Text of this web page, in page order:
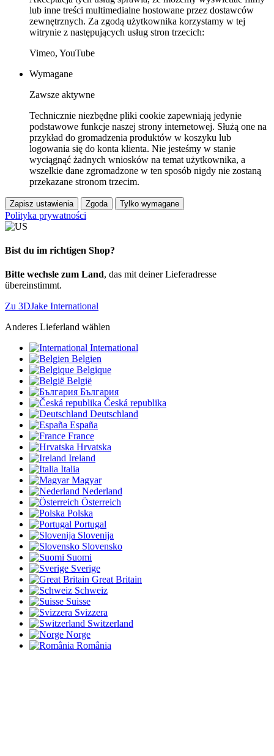
lub inne treści multimedialne hostowane przez dostawców
zewnętrznych. Za zgodą użytkownika korzystamy w tej
witrynie z następujących usług stron trzecich:
Vimeo, YouTube
Wymagane
Zawsze aktywne
Technicznie niezbędne pliki cookie zapewniają jedynie
podstawowe funkcje naszej strony internetowej. Służą one na
przykład do gromadzenia produktów w koszyku lub
logowania się do konta klienta. Nie jesteśmy w stanie
wyciągnąć żadnych wniosków na temat użytkownika, a
wszelkie dane zgromadzone w ten sposób nigdy nie zostaną
przekazane stronom trzecim.
Zapisz ustawienia Zgoda Tylko wymagane
Polityka prywatności
Bist du im richtigen Shop?
Bitte wechsle zum Land, das mit deiner Lieferadresse
übereinstimmt.
Zu 3DJake International
Anderes Lieferland wählen
International
Belgien
Belgique
België
България
Česká republika
Deutschland
España
France
Hrvatska
Ireland
Italia
Magyar
Nederland
Österreich
Polska
Portugal
Slovenija
Slovensko
Suomi
Sverige
Great Britain
Schweiz
Suisse
Svizzera
Switzerland
Norge
România